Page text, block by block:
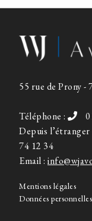
55 rue de Prony -
Téléphone :
Depuis l’étranger
74 12 34
Email :
Mentions légales
Données personnelles